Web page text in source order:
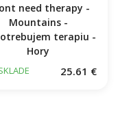
need therapy -
Mountains -
terapiu -
Hory
25.61 €